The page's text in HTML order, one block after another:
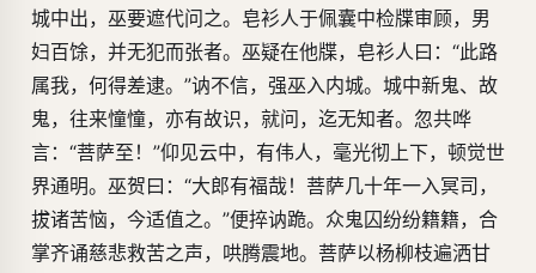
城中出，巫要遮代问之。皂衫人于佩囊中检牒审顾，男
妇百馀，并无犯而张者。巫疑在他牒，皂衫人曰：“此路
属我，何得差逮。”讷不信，强巫入内城。城中新鬼、故
鬼，往来憧憧，亦有故识，就问，迄无知者。忽共哗
言：“菩萨至！”仰见云中，有伟人，毫光彻上下，顿觉世
界通明。巫贺曰：“大郎有福哉！菩萨几十年一入冥司，
拔诸苦恼，今适值之。”便捽讷跪。众鬼囚纷纷籍籍，合
掌齐诵慈悲救苦之声，哄腾震地。菩萨以杨柳枝遍洒甘